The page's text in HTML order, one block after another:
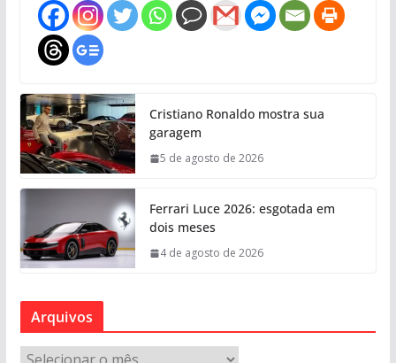
Cristiano Ronaldo mostra sua
garagem
5 de agosto de 2026
Ferrari Luce 2026: esgotada em
dois meses
4 de agosto de 2026
Arquivos